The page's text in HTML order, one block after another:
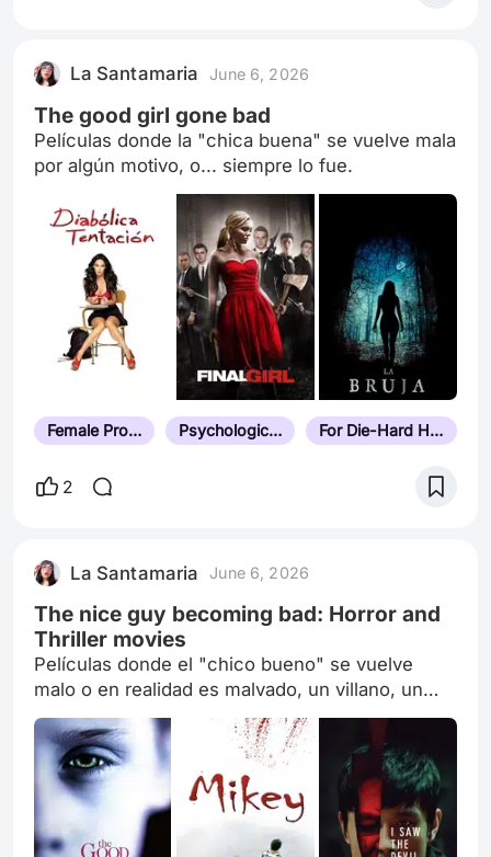
La Santamaria June 6, 2026
The good girl gone bad
Películas donde la "chica buena" se vuelve mala
por algún motivo, o... siempre lo fue.
Female Protagonist Psychological Thriller For Die-Hard Horror Fans
2
La Santamaria June 6, 2026
The nice guy becoming bad: Horror and
Thriller movies
Películas donde el "chico bueno" se vuelve
malo o en realidad es malvado, un villano, un
psycho, un serial killer, egoísta o malo por
naturaleza, que aparenta bondad o que algo
despierta su maldad.